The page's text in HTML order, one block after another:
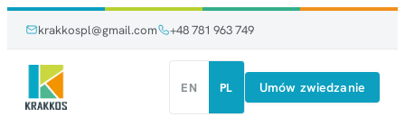
treści
treści
krakkospl@gmail.com +48 781 963 749
EN PL Umów zwiedzanie